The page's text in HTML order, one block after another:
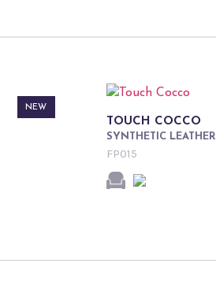
NEW
TOUCH COCCO
SYNTHETIC LEATHER
FP015